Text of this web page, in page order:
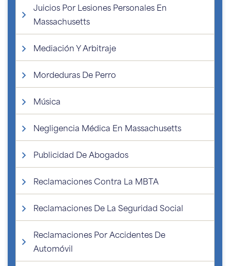
Juicios Por Lesiones Personales En
Massachusetts
Mediación Y Arbitraje
Mordeduras De Perro
Música
Negligencia Médica En Massachusetts
Publicidad De Abogados
Reclamaciones Contra La MBTA
Reclamaciones De La Seguridad Social
Reclamaciones Por Accidentes De
Automóvil